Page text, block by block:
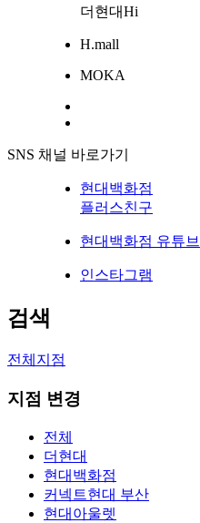
더현대Hi
H.mall
MOKA
SNS 채널 바로가기
현대백화점
플러스친구
현대백화점 유튜브
인스타그램
검색
전체지점
지점 변경
전체
더현대
현대백화점
커넥트현대 부산
현대아울렛